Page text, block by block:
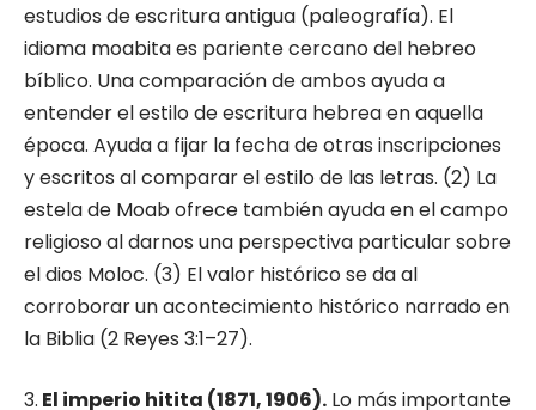
estudios de escri­tura antigua (paleografía). El
idioma moabita es pariente cercano del hebreo
bíblico. Una comparación de ambos ayuda a
entender el estilo de escritura hebrea en aquella
época. Ayuda a fijar la fecha de otras inscripciones
y escritos al comparar el estilo de las letras. (2) La
estela de Moab ofrece también ayuda en el campo
religioso al darnos una perspectiva particular sobre
el dios Moloc. (3) El valor his­tórico se da al
corroborar un acontecimiento histórico narrado en
la Biblia (2 Reyes 3:1–27).
3. El imperio hitita (1871, 1906). Lo más impor­tante